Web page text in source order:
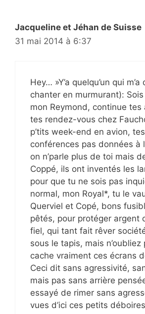
Jacqueline et Jéhan de Suisse
31 mai 2014 à 6:37
Hey… »Y’a quelqu’un qui m’a
chanter en murmurant):
mon Reymond, continue tes
tes rendez-vous chez
p’tits week-end en avion, tes
conférences pas données à
on n’parle plus de toi mais
Coppé, ils ont inventés les
pour que tu ne sois pas
normal, mon Royal*, tu le
Querviel et Copé, bons
pêtés, pour protéger argent
fiel, qui tant fait rêver
sous le tapis, mais n’oubliez
cache vraiment ces écrans
Ceci dit sans agressivité,
mais pas sans arrière
essayé de rimer sans
vues d’ici ces petits